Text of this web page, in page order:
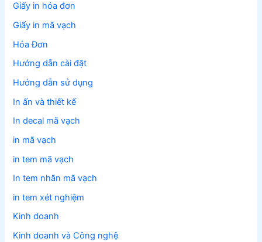
Giấy in hóa đơn
Giấy in mã vạch
Hóa Đơn
Hướng dẫn cài đặt
Hướng dẫn sử dụng
In ấn và thiết kế
In decal mã vạch
in mã vạch
in tem mã vạch
In tem nhãn mã vạch
in tem xét nghiệm
Kinh doanh
Kinh doanh và Công nghệ